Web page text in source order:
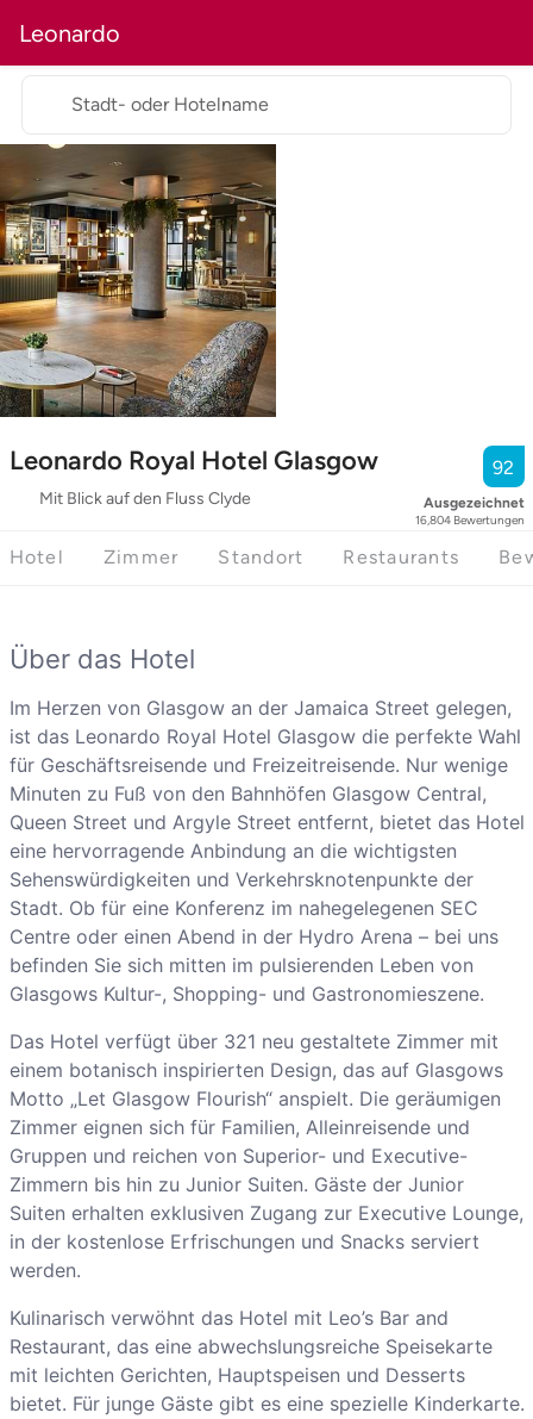
Leonardo
Leonardo Royal Hotel Glasgow
Mit Blick auf den Fluss Clyde
92
Ausgezeichnet
16,804 Bewertungen
Stadt- oder Hotelname
Hotel Zimmer Standort Restaurants
Über das Hotel
Im Herzen von Glasgow an der Jamaica Street gelegen,
ist das Leonardo Royal Hotel Glasgow die perfekte Wahl
für Geschäftsreisende und Freizeitreisende. Nur wenige
Minuten zu Fuß von den Bahnhöfen Glasgow Central,
Queen Street und Argyle Street entfernt, bietet das Hotel
eine hervorragende Anbindung an die wichtigsten
Sehenswürdigkeiten und Verkehrsknotenpunkte der
Stadt. Ob für eine Konferenz im nahegelegenen SEC
Centre oder einen Abend in der Hydro Arena – bei uns
befinden Sie sich mitten im pulsierenden Leben von
Glasgows Kultur-, Shopping- und Gastronomieszene.
Das Hotel verfügt über 321 neu gestaltete Zimmer mit
einem botanisch inspirierten Design, das auf Glasgows
Motto „Let Glasgow Flourish“ anspielt. Die geräumigen
Zimmer eignen sich für Familien, Alleinreisende und
Gruppen und reichen von Superior- und Executive-
Zimmern bis hin zu Junior Suiten. Gäste der Junior
Suiten erhalten exklusiven Zugang zur Executive Lounge,
in der kostenlose Erfrischungen und Snacks serviert
werden.
Kulinarisch verwöhnt das Hotel mit Leo’s Bar and
Restaurant, das eine abwechslungsreiche Speisekarte
mit leichten Gerichten, Hauptspeisen und Desserts
bietet. Für junge Gäste gibt es eine spezielle Kinderkarte.